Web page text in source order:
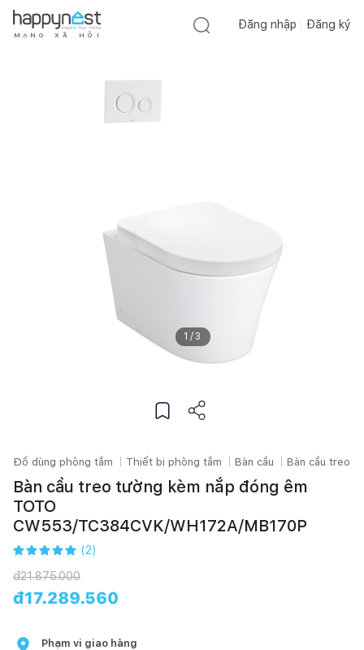
M Ạ N G X Ã H Ộ I
Đăng nhập Đăng ký
1 /3
Đồ dùng phòng tắm Thiết bị phòng tắm Bàn cầu Bàn cầu treo
Bàn cầu treo tường kèm nắp đóng êm
TOTO
CW553/TC384CVK/WH172A/MB170P
(2)
đ21.875.000
đ17.289.560
Phạm vi giao hàng